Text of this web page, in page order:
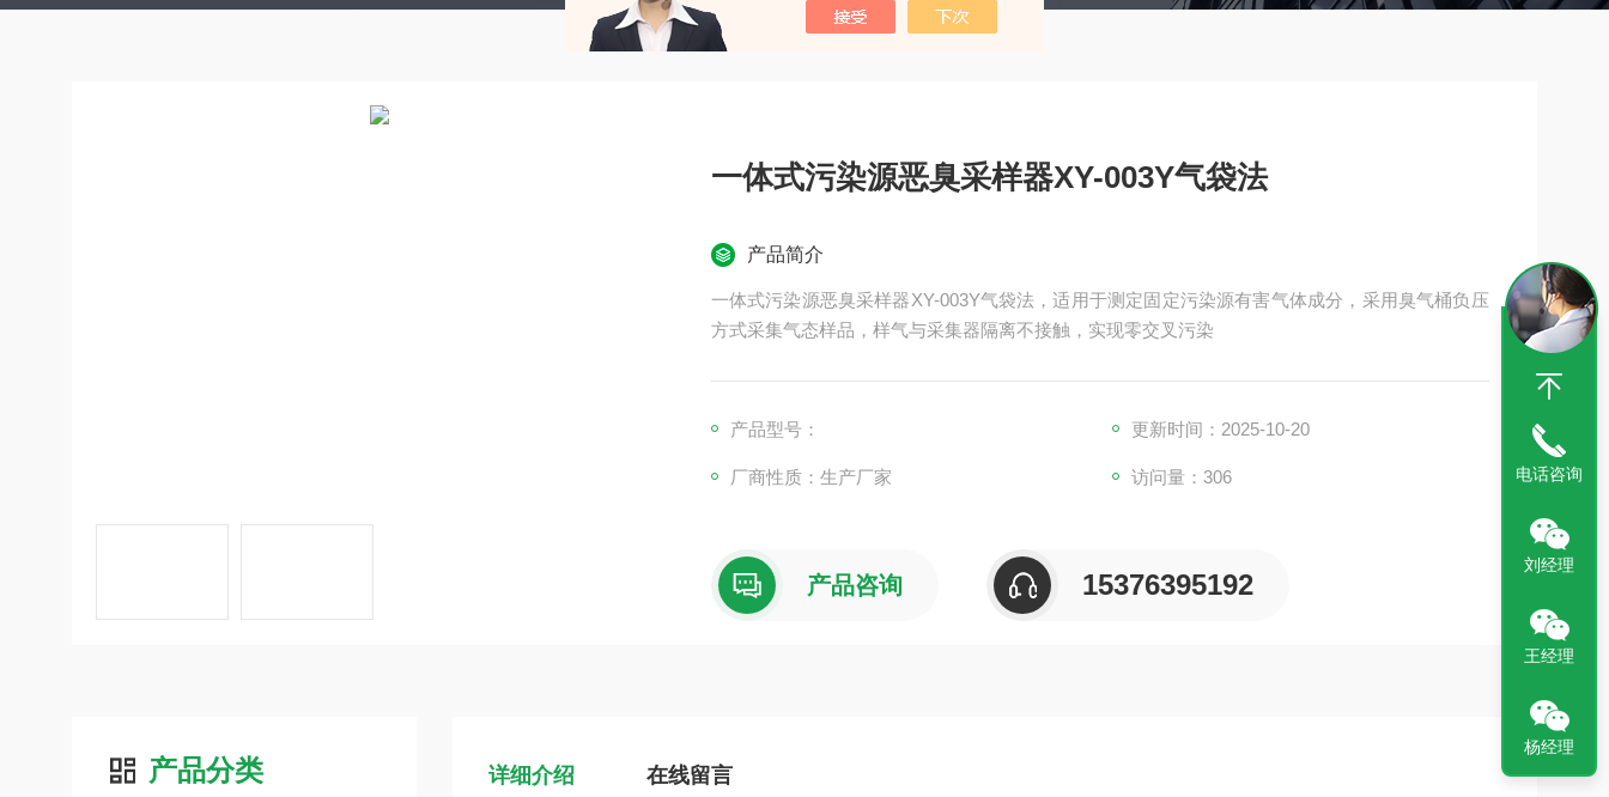
一体式污染源恶臭采样器XY-003Y气袋法
产品简介
一体式污染源恶臭采样器XY-003Y气袋法，适用于测定固定污染源有害气体成分，采用臭气桶负压
方式采集气态样品，样气与采集器隔离不接触，实现零交叉污染
产品型号： 更新时间：2025-10-20
厂商性质：生产厂家 访问量：306
产品咨询 15376395192
产品分类 详细介绍 在线留言
电话咨询
刘经理
王经理
杨经理